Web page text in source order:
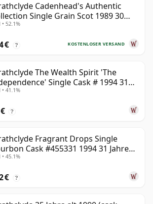
Cadenhead's Authentic
Single Grain Scot 1989 30
alt
• 52.1%
KOSTENLOSER VERSAND
€ ?
The Wealth Spirit 'The
Single Cask # 1994 31
alt
• 41.1%
?
Fragrant Drops Single
Cask #455331 1994 31 Jahre
• 45.1%
€ ?